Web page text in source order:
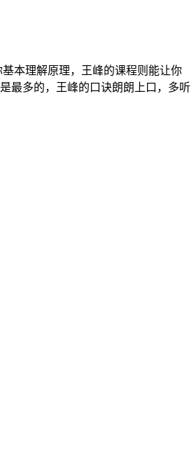
本理解原理，王峰的课程则能让你
最多的，王峰的口诀朗朗上口，多听